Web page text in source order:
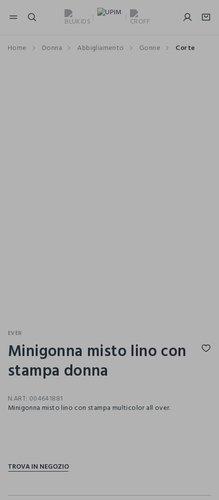
NAVIGATION.ARIA.GOTOMAINCONTENT
Home Donna Abbigliamento Gonne Corte
EVER
Minigonna misto lino con
stampa donna
N.ART: 004641881
Minigonna misto lino con stampa multicolor all over.